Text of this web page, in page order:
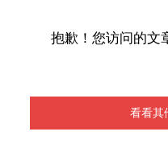
抱歉！您访问的文
看看其